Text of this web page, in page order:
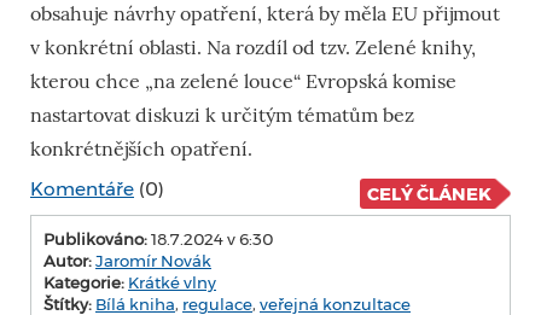
obsahuje návrhy opatření, která by měla EU přijmout
v konkrétní oblasti. Na rozdíl od tzv. Zelené knihy,
kterou chce „na zelené louce“ Evropská komise
nastartovat diskuzi k určitým tématům bez
konkrétnějších opatření.
Komentáře (0) CELÝ ČLÁNEK
Publikováno:18.7.2024 v 6:30
Autor:Jaromír Novák
Kategorie: Krátké vlny
Štítky: Bílá kniha, regulace, veřejná konzultace